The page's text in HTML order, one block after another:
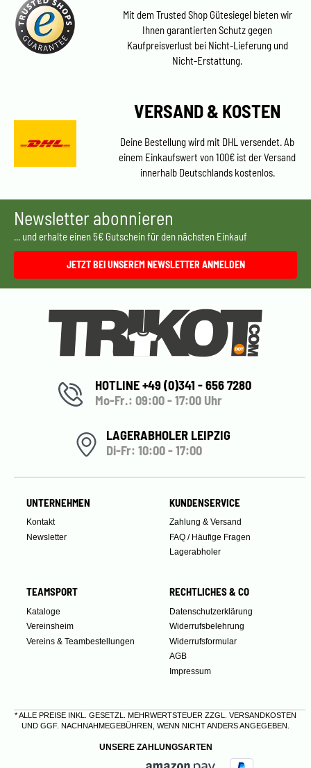
Mit dem Trusted Shop Gütesiegel bieten wir
Ihnen garantierten Schutz gegen
Kaufpreisverlust bei Nicht-Lieferung und
Nicht-Erstattung.
VERSAND & KOSTEN
Deine Bestellung wird mit DHL versendet. Ab
einem Einkaufswert von 100€ ist der Versand
innerhalb Deutschlands kostenlos.
Newsletter abonnieren
... und erhalte einen 5€ Gutschein für den nächsten Einkauf
JETZT BEI UNSEREM NEWSLETTER ANMELDEN
HOTLINE +49 (0)341 - 656 7280
Mo-Fr.: 09:00 - 17:00 Uhr
LAGERABHOLER LEIPZIG
Di-Fr: 10:00 - 17:00
UNTERNEHMEN
Kontakt
Newsletter
KUNDENSERVICE
Zahlung & Versand
FAQ / Häufige Fragen
Lagerabholer
TEAMSPORT
Kataloge
Vereinsheim
Vereins & Teambestellungen
RECHTLICHES & CO
Datenschutzerklärung
Widerrufsbelehrung
Widerrufsformular
AGB
Impressum
* ALLE PREISE INKL. GESETZL. MEHRWERTSTEUER ZZGL. VERSANDKOSTEN
UND GGF. NACHNAHMEGEBÜHREN, WENN NICHT ANDERS ANGEGEBEN.
UNSERE ZAHLUNGSARTEN